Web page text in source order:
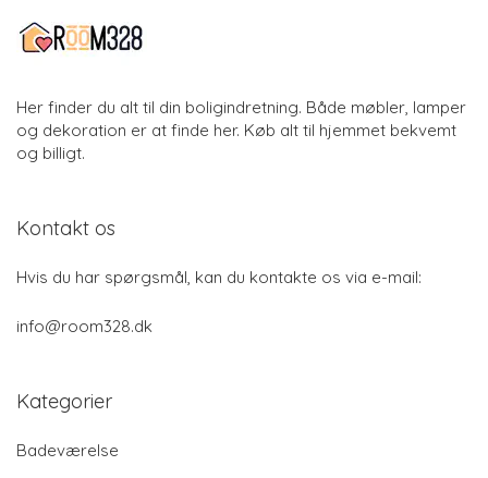
Her finder du alt til din boligindretning. Både møbler, lamper
og dekoration er at finde her. Køb alt til hjemmet bekvemt
og billigt.
Kontakt os
Hvis du har spørgsmål, kan du kontakte os via e-mail:
info@room328.dk
Kategorier
Badeværelse